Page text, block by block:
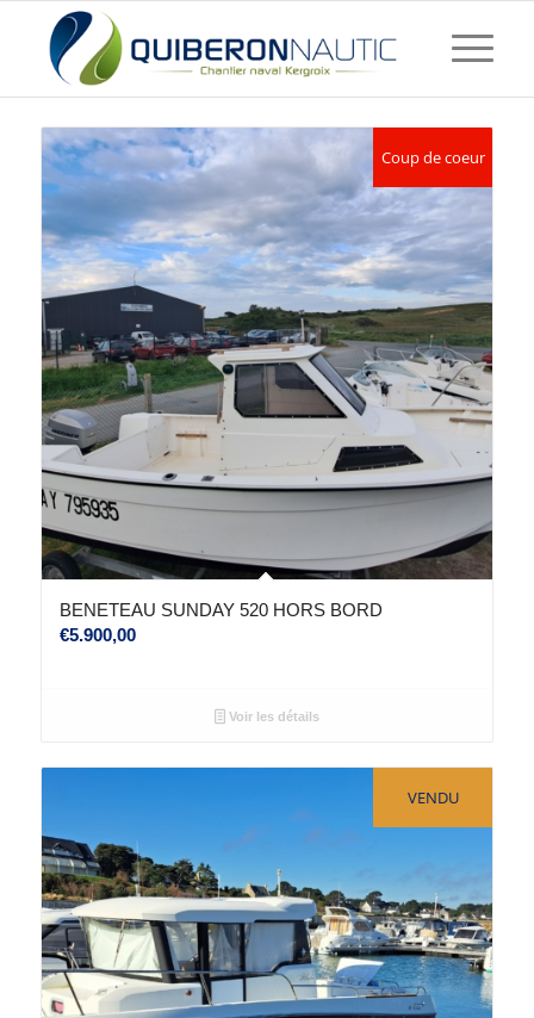
Coup de coeur
BENETEAU SUNDAY 520 HORS BORD
€5.900,00
Voir les détails
VENDU